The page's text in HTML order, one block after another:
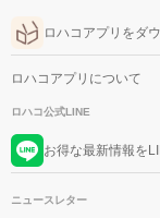
ロハコアプリをダ
ロハコアプリについて
ロハコ公式LINE
お得な最新情報を
ニュースレター